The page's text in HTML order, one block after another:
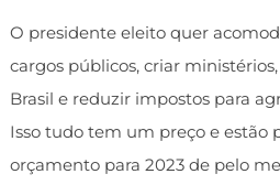
O presidente eleito quer
cargos públicos, criar
Brasil e reduzir impostos para
Isso tudo tem um preço e estão
orçamento para 2023 de pelo